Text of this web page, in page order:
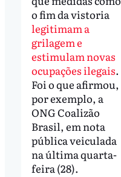
o fim da vistoria
legitimam a
grilagem e
estimulam novas
ocupações ilegais.
Foi o que afirmou,
por exemplo, a
ONG Coalizão
Brasil, em nota
pública veiculada
na última quarta-
feira (28).